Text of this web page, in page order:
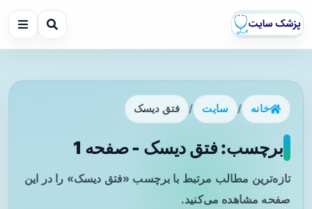
خانه / سایت / فتق دیسک
برچسب: فتق دیسک - صفحه 1
تازه‌ترین مطالب مرتبط با برچسب «فتق دیسک» را در این
صفحه مشاهده می‌کنید.